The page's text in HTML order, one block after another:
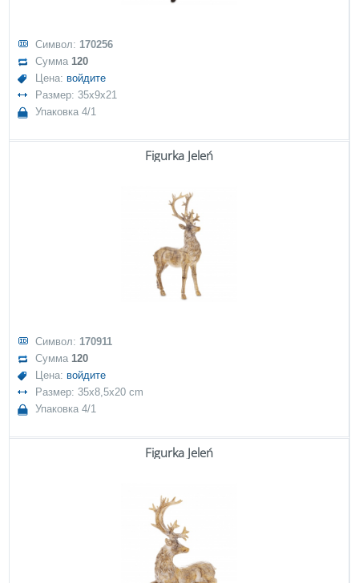
Символ: 170256
Сумма120
Цена: войдите
Размер: 35x9x21
Упаковка 4/1
Figurka Jeleń
Символ: 170911
Сумма120
Цена: войдите
Размер: 35x8,5x20 cm
Упаковка 4/1
Figurka Jeleń